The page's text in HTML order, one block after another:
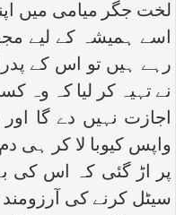
لخت جگر میامی میں
اسے ہمیشہ کے لیے
رہے ہیں تو اس کے
نے تہیہ کر لیا کہ وہ
اجازت نہیں دے گا
واپس کیوبا لا کر ہی
پر اڑ گئی کہ اس کی
سیٹل کرنے کی